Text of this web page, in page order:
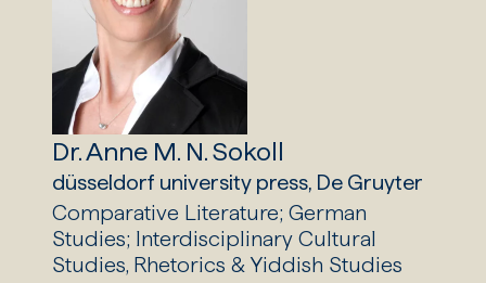
Dr. Anne M. N. Sokoll
düsseldorf university press, De Gruyter
Comparative Literature; German
Studies; Interdisciplinary Cultural
Studies, Rhetorics & Yiddish Studies